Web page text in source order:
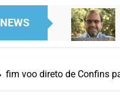
NEWS
fim voo direto de Confins